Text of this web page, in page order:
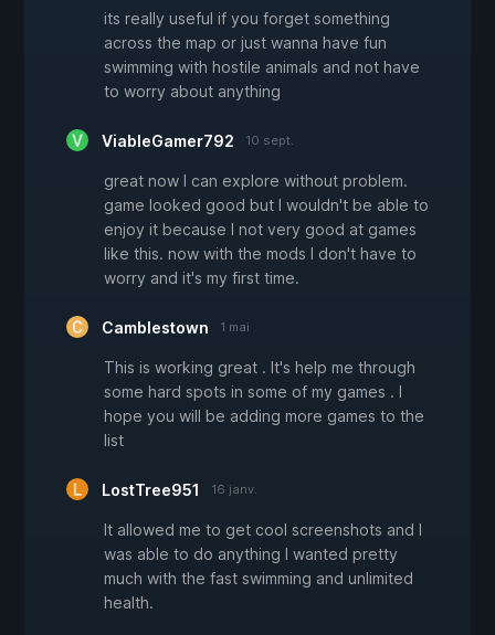
its really useful if you forget something
across the map or just wanna have fun
swimming with hostile animals and not have
to worry about anything
ViableGamer792 10 sept.
great now I can explore without problem.
game looked good but I wouldn't be able to
enjoy it because I not very good at games
like this. now with the mods I don't have to
worry and it's my first time.
Camblestown 1 mai
This is working great . It's help me through
some hard spots in some of my games . I
hope you will be adding more games to the
list
LostTree951 16 janv.
It allowed me to get cool screenshots and I
was able to do anything I wanted pretty
much with the fast swimming and unlimited
health.